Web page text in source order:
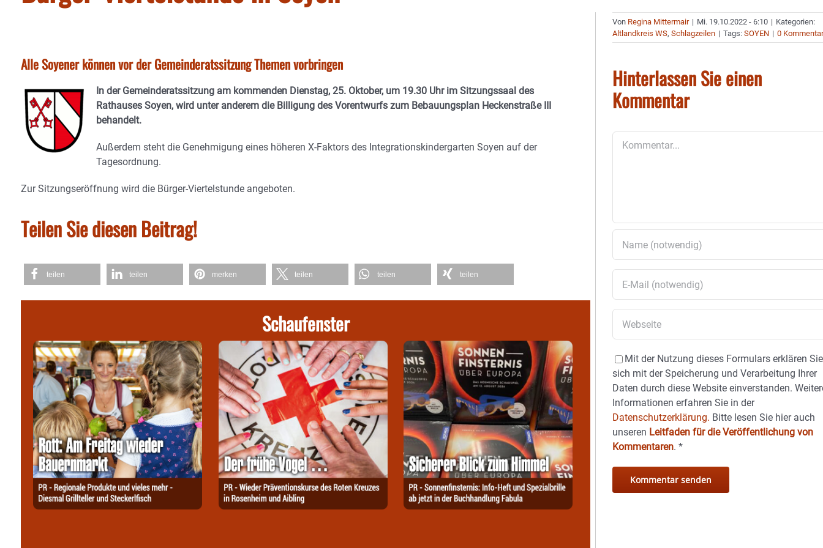
Alle Soyener können vor der Gemeinderatssitzung Themen vorbringen
In der Gemeinderatssitzung am kommenden Dienstag, 25. Oktober, um 19.30 Uhr im Sitzungssaal des
Rathauses Soyen, wird unter anderem die Billigung des Vorentwurfs zum Bebauungsplan Heckenstraße III
behandelt.
Außerdem steht die Genehmigung eines höheren X-Faktors des Integrationskindergarten Soyen auf der
Tagesordnung.
Zur Sitzungseröffnung wird die Bürger-Viertelstunde angeboten.
Teilen Sie diesen Beitrag!
teilen teilen merken teilen teilen teilen
Schaufenster
Von Regina Mittermair | Mi. 19.10.2022 - 6:10 | Kategorien:
Altlandkreis WS,Schlagzeilen | Tags:SOYEN | 0
Hinterlassen Sie einen
Kommentar
Mit der Nutzung dieses Formulars erklären Sie
sich mit der Speicherung und Verarbeitung Ihrer
Daten durch diese Website einverstanden.
Informationen erfahren Sie in der
Datenschutzerklärung. Bitte lesen Sie hier auch
unseren Leitfaden für die Veröffentlichung von
Kommentaren.*